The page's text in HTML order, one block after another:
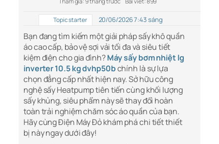
Topic starter 20/06/2026 7:43 sáng
Bạn đang tìm kiếm một giải pháp sấy khô quần
áo cao cấp, bảo vệ sợi vải tối đa và siêu tiết
kiệm điện cho gia đình?Máy sấy bơm nhiệt lg
inverter 10.5 kg dvhp50bchính là sự lựa
chọn đẳng cấp nhất hiện nay. Sở hữu công
nghệ sấy Heatpump tiên tiến cùng khối lượng
sấy khủng, siêu phẩm này sẽ thay đổi hoàn
toàn trải nghiệm chăm sóc áo quần của bạn.
Hãy cùng Điện Máy Đỏ khám phá chi tiết thiết
bị này ngay dưới đây!